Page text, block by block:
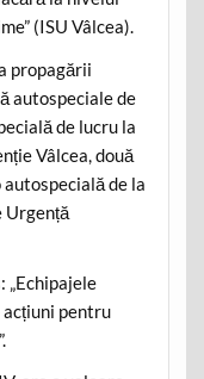
(ISU Vâlcea).
propagării
autospeciale de
de lucru la
Vâlcea, două
de la
Urgență
„Echipajele
pentru